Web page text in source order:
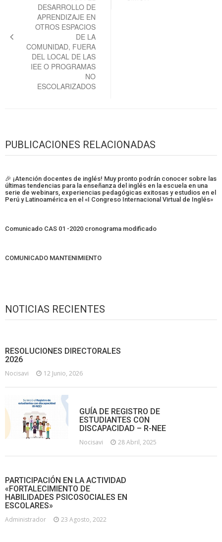
entradasDESARROLLO DE
APRENDIZAJE EN
OTROS ESPACIOS
DE LA
COMUNIDAD, FUERA
DEL LOCAL DE LAS
IEE O PROGRAMAS
NO
ESCOLARIZADOS
PUBLICACIONES RELACIONADAS
🎉 ¡Atención docentes de inglés! Muy pronto podrán conocer sobre las
últimas tendencias para la enseñanza del inglés en la escuela en una
serie de webinars, experiencias pedagógicas exitosas y estudios en el
Perú y Latinoamérica en el «I Congreso Internacional Virtual de Inglés»
Comunicado CAS 01 -2020 cronograma modificado
COMUNICADO MANTENIMIENTO
NOTICIAS RECIENTES
RESOLUCIONES DIRECTORALES
2026
Nocisavi 12 Junio, 2026
GUÍA DE REGISTRO DE
ESTUDIANTES CON
DISCAPACIDAD – R-NEE
Nocisavi 28 Abril, 2025
PARTICIPACIÓN EN LA ACTIVIDAD
«FORTALECIMIENTO DE
HABILIDADES PSICOSOCIALES EN
ESCOLARES»
Administrador 23 Agosto, 2022